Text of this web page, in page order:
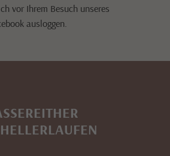
vor Ihrem Besuch unseres
ausloggen.